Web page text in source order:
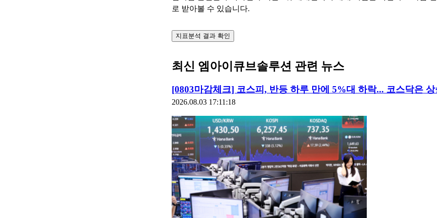
로 받아볼 수 있습니다.
지표분석 결과 확인
최신 엠아이큐브솔루션 관련 뉴스
[0803마감체크] 코스피, 반등 하루 만에 5%대 하락... 코스닥은 상
2026.08.03 17:11:18